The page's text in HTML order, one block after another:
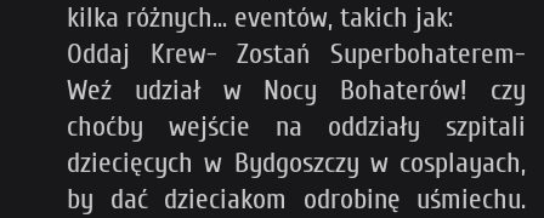
kilka różnych... eventów, takich jak:
Oddaj Krew- Zostań Superbohaterem-
Weź udział w Nocy Bohaterów! czy
choćby wejście na oddziały szpitali
dziecięcych w Bydgoszczy w cosplayach,
by dać dzieciakom odrobinę uśmiechu.